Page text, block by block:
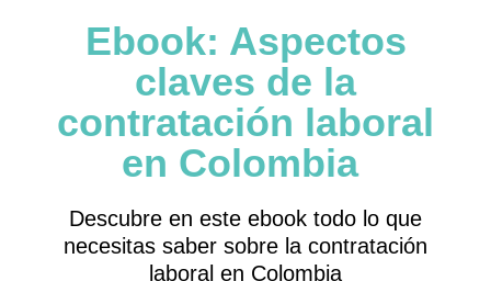
Ebook: Aspectos
claves de la
contratación laboral
en Colombia
Descubre en este ebook todo lo que
necesitas saber sobre la contratación
laboral en Colombia